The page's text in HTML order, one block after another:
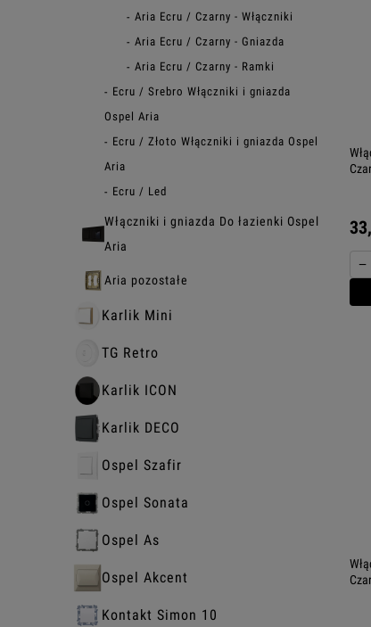
Aria Ecru / Czarny - Włączniki
Aria Ecru / Czarny - Gniazda
Aria Ecru / Czarny - Ramki
Ecru / Srebro Włączniki i gniazda
Ospel Aria
Ecru / Złoto Włączniki i gniazda Ospel
Aria
Ecru / Led
Włączniki i gniazda Do łazienki Ospel
Aria
Aria pozostałe
Karlik Mini
TG Retro
Karlik ICON
Karlik DECO
Ospel Szafir
Ospel Sonata
Ospel As
Ospel Akcent
Kontakt Simon 10
−